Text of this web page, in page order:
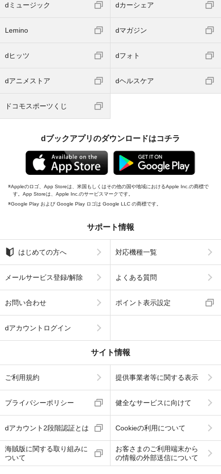
dミュージック dカーシェア
Lemino dマガジン
dヒッツ dフォト
dアニメストア dヘルスケア
ドコモスポーツくじ
dブックアプリのダウンロードはコチラ
Appleのロゴ、App Storeは、米国もしくはその他の国や地域におけるApple Inc.の商標で
す。App Storeは、Apple Inc.のサービスマークです。
Google Play および Google Play ロゴは Google LLC の商標です。
サポート情報
はじめての方へ 対応機種一覧
メールサービス登録/解除 よくある質問
お問い合わせ ポイント表示設定
dアカウントログイン
サイト情報
ご利用規約 提供事業者等に関する表示
プライバシーポリシー 健全なサービスに向けて
dアカウント2段階認証とは Cookieの利用について
海賊版に関する取り組みに
ついて
お客さまのご利用端末から
の情報の外部送信について